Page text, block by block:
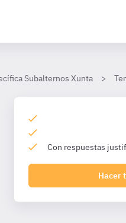
Subalternos Xunta
Con respuestas
Hacer